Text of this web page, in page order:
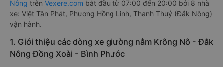
Nông trên Vexere.com bắt đầu từ 07:00 đến 20:00 bởi 8 nhà
xe: Việt Tân Phát, Phương Hồng Linh, Thanh Thuỷ (Đắk Nông)
vận hành.
1. Giới thiệu các dòng xe giường nằm Krông Nô - Đắk
Nông Đồng Xoài - Bình Phước